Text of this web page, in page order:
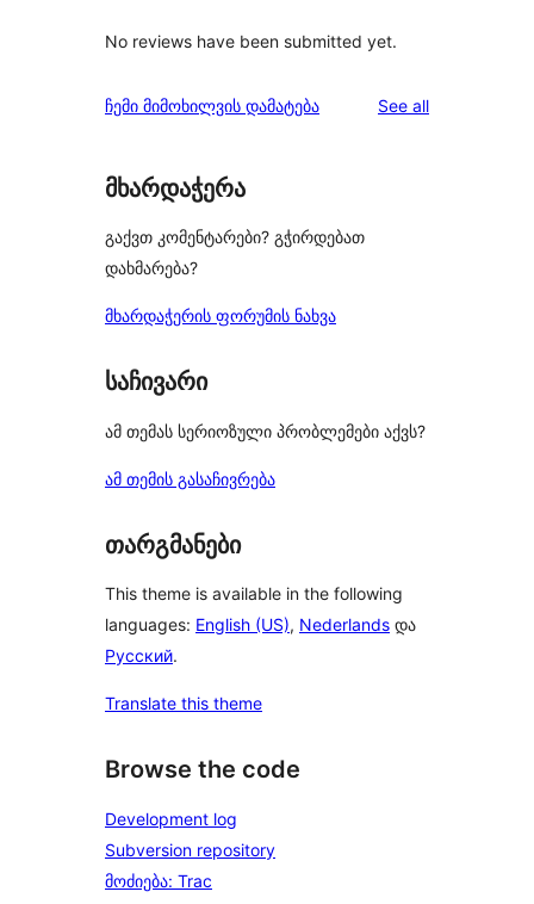
No reviews have been submitted yet.
ჩემი მიმოხილვის დამატება See allreviews
მხარდაჭერა
გაქვთ კომენტარები? გჭირდებათ
დახმარება?
მხარდაჭერის ფორუმის ნახვა
საჩივარი
ამ თემას სერიოზული პრობლემები აქვს?
ამ თემის გასაჩივრება
თარგმანები
This theme is available in the following
languages: English (US), Nederlands და
Русский.
Translate this theme
Browse the code
Development log
Subversion repository
მოძიება: Trac